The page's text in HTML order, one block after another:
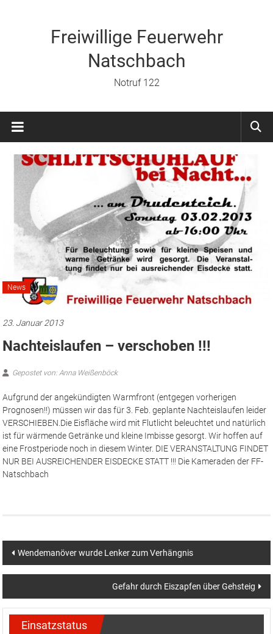
Freiwillige Feuerwehr
Natschbach
Notruf 122
News
23. Januar 2013
Nachteislaufen – verschoben !!!
Gepostet von: Anna Weißenböck
Aufgrund der angekündigten Warmfront (entgegen vorherigen
Prognosen!!) müssen wir das für 3. Feb. geplante Nachteislaufen leider
VERSCHIEBEN. Die Eisfläche wird mit Flutlicht beleuchtet und natürlich
ist für wärmende Getränke und kleine Imbisse gesorgt. Wir hoffen auf
eine Frostperiode noch in diesem Winter. DIE VERANSTALTUNG FINDET
NUR BEI AUSREICHENDER EISDECKE STATT !!! Die Kameraden der FF-
Natschbach
Beitragsnavigation
Wendemanöver wurde Lenker zum Verhängnis
Gefahr durch Eiszapfen über Gehsteig
Einsatzstatus